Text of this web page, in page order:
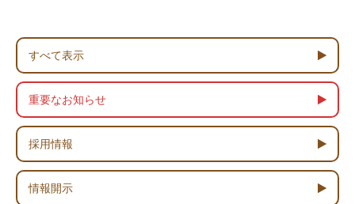
すべて表示
重要なお知らせ
採用情報
情報開示